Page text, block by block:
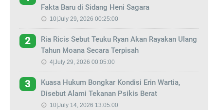
Fakta Baru di Sidang Heni Sagara
10|July 29, 2026 00:25:00
2
Ria Ricis Sebut Teuku Ryan Akan Rayakan Ulang
Tahun Moana Secara Terpisah
4|July 29, 2026 00:05:00
3
Kuasa Hukum Bongkar Kondisi Erin Wartia,
Disebut Alami Tekanan Psikis Berat
10|July 14, 2026 13:05:00